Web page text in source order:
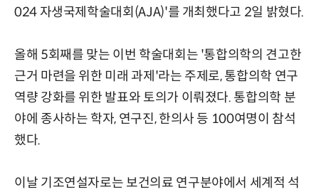
024 자생국제학술대회(AJA)'를 개최했다고 2일 밝혔다.
올해 5회째를 맞는 이번 학술대회는 '통합의학의 견고한
근거 마련을 위한 미래 과제'라는 주제로, 통합의학 연구
역량 강화를 위한 발표와 토의가 이뤄졌다. 통합의학 분
야에 종사하는 학자, 연구진, 한의사 등 100여명이 참석
했다.
이날 기조연설자로는 보건의료 연구분야에서 세계적 석